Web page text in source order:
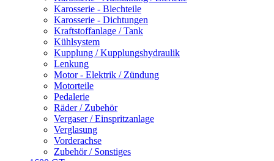
Karosserie - Blechteile
Karosserie - Dichtungen
Kraftstoffanlage / Tank
Kühlsystem
Kupplung / Kupplungshydraulik
Lenkung
Motor - Elektrik / Zündung
Motorteile
Pedalerie
Räder / Zubehör
Vergaser / Einspritzanlage
Verglasung
Vorderachse
Zubehör / Sonstiges